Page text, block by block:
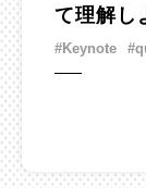
て理解し
#Keynote